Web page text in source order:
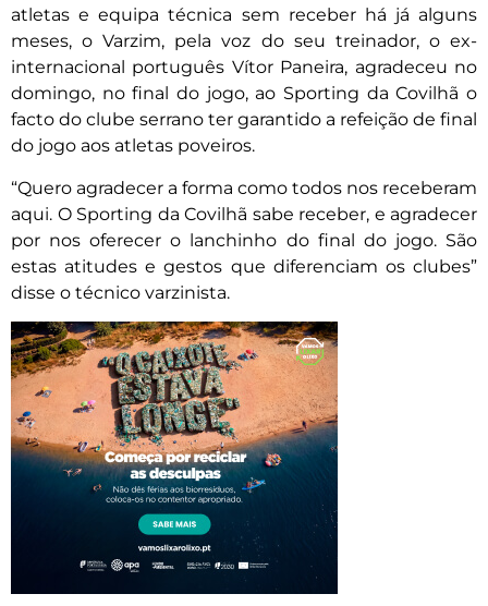
atletas e equipa técnica sem receber há já alguns
meses, o Varzim, pela voz do seu treinador, o ex-
internacional português Vítor Paneira, agradeceu no
domingo, no final do jogo, ao Sporting da Covilhã o
facto do clube serrano ter garantido a refeição de final
do jogo aos atletas poveiros.
“Quero agradecer a forma como todos nos receberam
aqui. O Sporting da Covilhã sabe receber, e agradecer
por nos oferecer o lanchinho do final do jogo. São
estas atitudes e gestos que diferenciam os clubes”
disse o técnico varzinista.